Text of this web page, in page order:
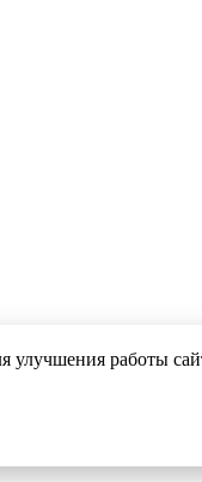
работы